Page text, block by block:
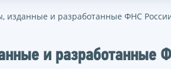
изданные и разработанные ФНС
и разработанные